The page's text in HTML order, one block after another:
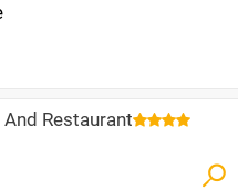
Restaurant